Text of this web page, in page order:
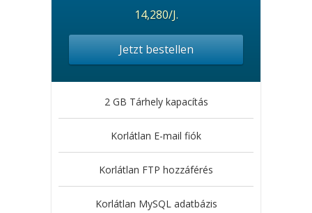
14,280/J.
Jetzt bestellen
2 GB Tárhely kapacítás
Korlátlan E-mail fiók
Korlátlan FTP hozzáférés
Korlátlan MySQL adatbázis